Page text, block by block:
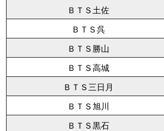
ＢＴＳ土佐
ＢＴＳ呉
ＢＴＳ勝山
ＢＴＳ高城
ＢＴＳ三日月
ＢＴＳ旭川
ＢＴＳ黒石